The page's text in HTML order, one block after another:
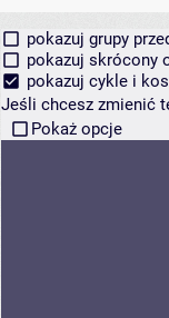
pokazuj grupy
pokazuj skrócony
pokazuj cykle i
Jeśli chcesz zmienić
Pokaż opcje